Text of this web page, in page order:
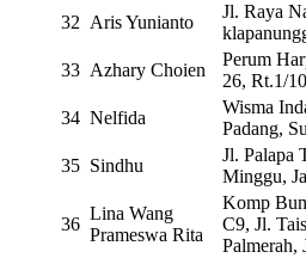
32 Aris Yunianto
Jl. Raya
33 Azhary Choien
Perum
26, Rt.1/
34 Nelfida
Wisma
Padang,
35 Sindhu
Jl. Palapa
Minggu,
36
Lina Wang
Prameswa Rita
Komp
C9, Jl.
Palmerah,